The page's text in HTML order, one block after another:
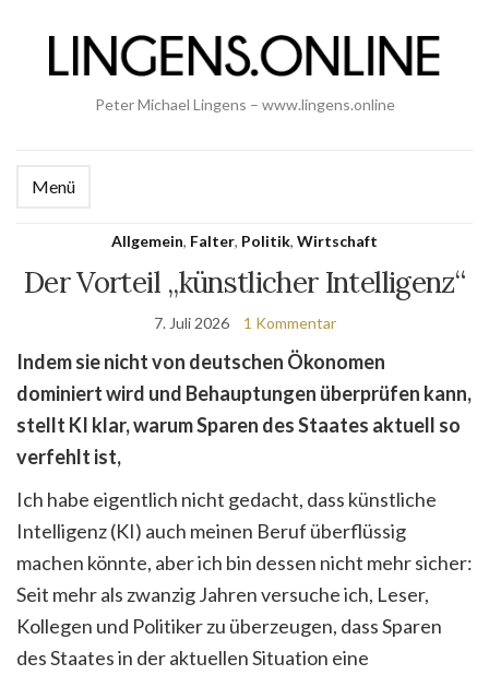
Peter Michael Lingens – www.lingens.online
Menü
Allgemein, Falter, Politik, Wirtschaft
Der Vorteil „künstlicher Intelligenz“
7. Juli 2026 1 Kommentar
Indem sie nicht von deutschen Ökonomen
dominiert wird und Behauptungen überprüfen kann,
stellt KI klar, warum Sparen des Staates aktuell so
verfehlt ist,
Ich habe eigentlich nicht gedacht, dass künstliche
Intelligenz (KI) auch meinen Beruf überflüssig
machen könnte, aber ich bin dessen nicht mehr sicher:
Seit mehr als zwanzig Jahren versuche ich, Leser,
Kollegen und Politiker zu überzeugen, dass Sparen
des Staates in der aktuellen Situation eine